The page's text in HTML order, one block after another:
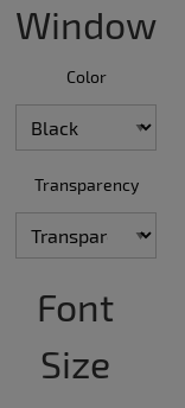
Window
Color
Transparency
Font
Size